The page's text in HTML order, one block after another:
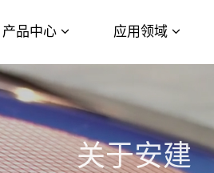
产品中心 应用领域
关于安建